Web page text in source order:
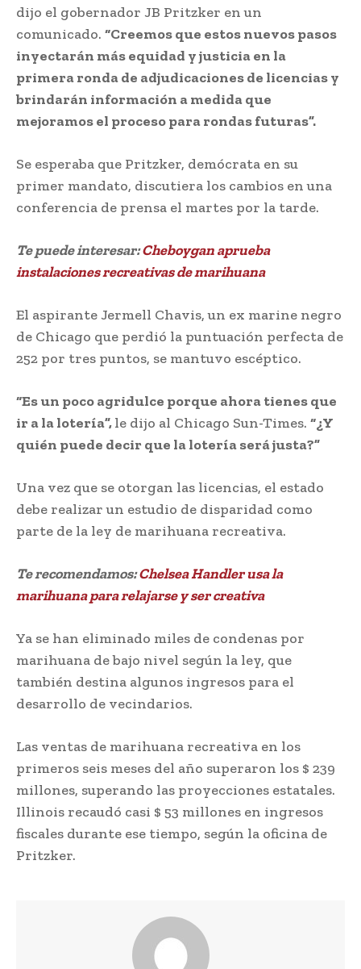
dijo el gobernador JB Pritzker en un
comunicado. “Creemos que estos nuevos pasos
inyectarán más equidad y justicia en la
primera ronda de adjudicaciones de licencias y
brindarán información a medida que
mejoramos el proceso para rondas futuras”.
Se esperaba que Pritzker, demócrata en su
primer mandato, discutiera los cambios en una
conferencia de prensa el martes por la tarde.
Te puede interesar:Cheboygan aprueba
instalaciones recreativas de marihuana
El aspirante Jermell Chavis, un ex marine negro
de Chicago que perdió la puntuación perfecta de
252 por tres puntos, se mantuvo escéptico.
“Es un poco agridulce porque ahora tienes que
ir a la lotería”,le dijo al Chicago Sun-Times. “¿Y
quién puede decir que la lotería será justa?”
Una vez que se otorgan las licencias, el estado
debe realizar un estudio de disparidad como
parte de la ley de marihuana recreativa.
Te recomendamos:Chelsea Handler usa la
marihuana para relajarse y ser creativa
Ya se han eliminado miles de condenas por
marihuana de bajo nivel según la ley, que
también destina algunos ingresos para el
desarrollo de vecindarios.
Las ventas de marihuana recreativa en los
primeros seis meses del año superaron los $ 239
millones, superando las proyecciones estatales.
Illinois recaudó casi $ 53 millones en ingresos
fiscales durante ese tiempo, según la oficina de
Pritzker.